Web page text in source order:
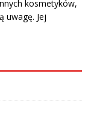
kosmetyków,
uwagę. Jej